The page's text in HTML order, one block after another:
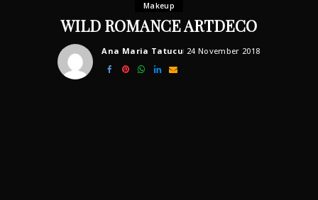
Makeup
WILD ROMANCE ARTDECO
Ana Maria Tatucu 24 November 2018